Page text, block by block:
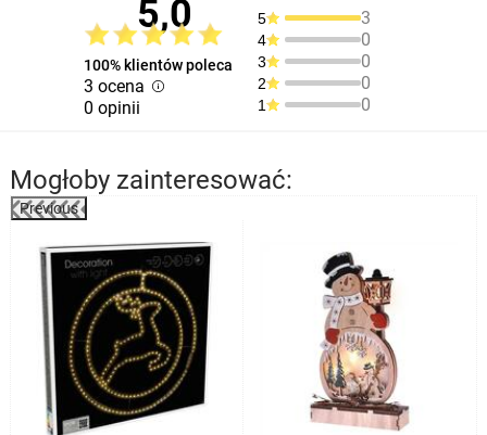
5,0
100% klientów poleca
3 ocena
0 opinii
5 3
4 0
3 0
2 0
1 0
Mogłoby zainteresować:
Previous